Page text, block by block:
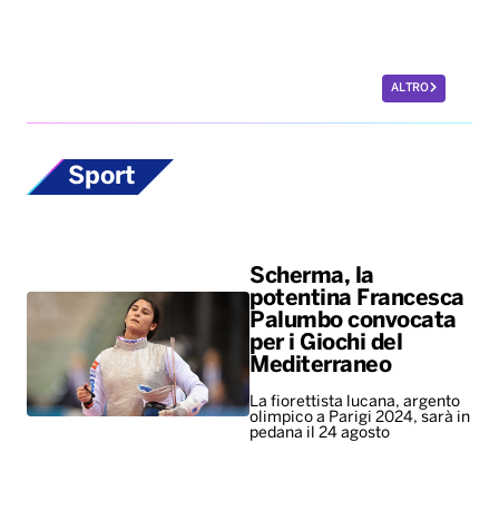
ALTRO
Sport
Scherma, la
potentina Francesca
Palumbo convocata
per i Giochi del
Mediterraneo
La fiorettista lucana, argento
olimpico a Parigi 2024, sarà in
pedana il 24 agosto